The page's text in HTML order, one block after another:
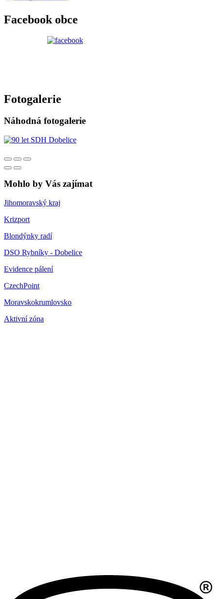
Facebook obce
Fotogalerie
Náhodná fotogalerie
Mohlo by Vás zajímat
Jihomoravský kraj
Krizport
Blondýnky radí
DSO Rybníky - Dobelice
Evidence pálení
CzechPoint
Moravskokrumlovsko
Aktivní zóna